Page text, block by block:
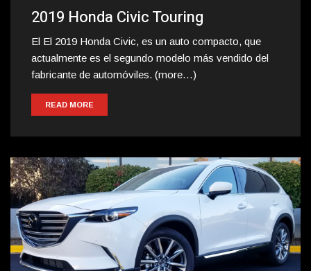
2019 Honda Civic Touring
El El 2019 Honda Civic, es un auto compacto, que
actualmente es el segundo modelo más vendido del
fabricante de automóviles. (more…)
READ MORE